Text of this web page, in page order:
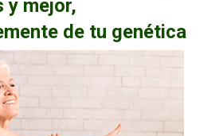
y mejor,
de tu genética